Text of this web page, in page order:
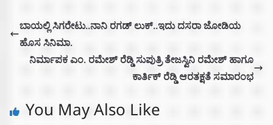
ಬಾಯಲ್ಲಿ ಸಿಗರೇಟು..ನಾನಿ ರಗಡ್ ಲುಕ್..ಇದು ದಸರಾ ಜೋಡಿಯ
ಹೊಸ ಸಿನಿಮಾ.
ನಿರ್ಮಾಪಕ ಎಂ. ರಮೇಶ್ ರೆಡ್ಡಿ ಸುಪುತ್ರಿ ತೇಜಸ್ವಿನಿ ರಮೇಶ್ ಹಾಗೂ
ಕಾರ್ತಿಕ್ ರೆಡ್ಡಿ ಆರತಕ್ಷತೆ ಸಮಾರಂಭ
You May Also Like